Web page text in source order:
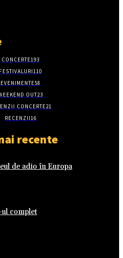
CONCERTE193
FESTIVALURI110
EVENIMENTE58
OUT23
CONCERTE21
RECENZII16
recente
de adio în Europa
complet